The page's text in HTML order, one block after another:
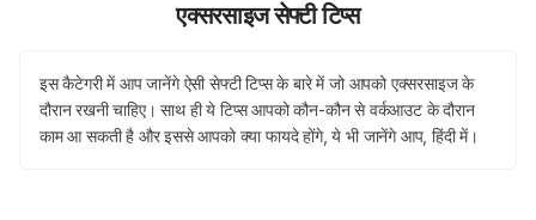
एक्सरसाइज सेफ्टी टिप्स
इस कैटेगरी में आप जानेंगे ऐसी सेफ्टी टिप्स के बारे में जो आपको एक्सरसाइज के
दौरान रखनी चाहिए। साथ ही ये टिप्स आपको कौन-कौन से वर्कआउट के दौरान
काम आ सकती है और इससे आपको क्या फायदे होंगे, ये भी जानेंगे आप, हिंदी में।